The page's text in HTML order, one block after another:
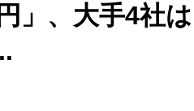
」、大手4社は